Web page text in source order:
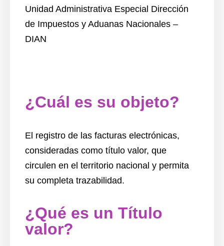
Unidad Administrativa Especial Dirección
de Impuestos y Aduanas Nacionales –
DIAN
¿Cuál es su objeto?
El registro de las facturas electrónicas,
consideradas como título valor, que
circulen en el territorio nacional y permita
su completa trazabilidad.
¿Qué es un Título
valor?